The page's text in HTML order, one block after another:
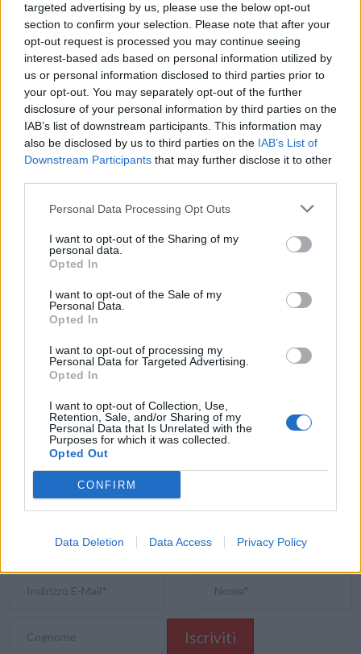
targeted advertising by us, please use the below opt-out
section to confirm your selection. Please note that after your
opt-out request is processed you may continue seeing
interest-based ads based on personal information utilized by
us or personal information disclosed to third parties prior to
your opt-out. You may separately opt-out of the further
disclosure of your personal information by third parties on the
IAB’s list of downstream participants. This information may
also be disclosed by us to third parties on the IAB’s List of
Downstream Participants that may further disclose it to other
Personal Data Processing Opt Outs
I want to opt-out of the Sharing of my
personal data.
Opted In
I want to opt-out of the Sale of my
Personal Data.
Opted In
I want to opt-out of processing my
Personal Data for Targeted Advertising.
Opted In
I want to opt-out of Collection, Use,
Retention, Sale, and/or Sharing of my
Personal Data that Is Unrelated with the
Purposes for which it was collected.
Opted Out
CONFIRM
Data Deletion Data Access Privacy Policy
Numerose testimonianze hanno arricchito l’evento, con gli interventi
di Pompeo Savarino, capo dipartimento della Presidenza del
Consiglio dei ministri e presidente dell’associazione dirigenti della
pubblica amministrazione, di Nicola Mangia, Direttore settore
pubblica amministrazione DXC technology, di Enrico Panella,
Direttore generale Sic Europe nell’ambito della logistica e dei
trasporti, di Arturo Siniscalchi, direttore area economica ENAV e del
team di alcuni ragazzi di Aidr come Andrea Fiorilli, Filippo Mondello,
Cecilia Ventura, Bartolomeo Lodife, Vincenzo Germano, Michela
Perini, Riccardo Verniani, Orlando Bianco, Vittorio Zenardi ed altri
Il tour “Giovani, digitalizzazione, europee2024” si preannuncia
come un’occasione unica di crescita e confronto tra le nuove
generazioni, il mondo istituzionale e le aziende, contribuendo a
Condividi questo articolo:
E-mail LinkedIn Facebook
Mastodon Telegram
Stampa Altro
Inserisci nome ed indirizzo E-Mail: